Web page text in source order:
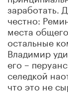
заработать.
честно:
места
остальные
Владимир
его –
селедкой
что это не